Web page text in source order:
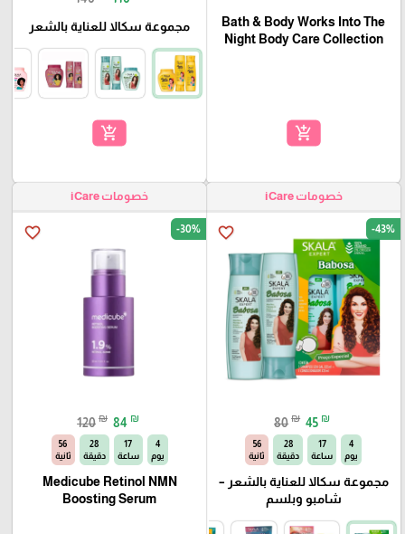
Bath & Body Works Into The
Night Body Care Collection
add_shopping_cart
مجموعة سكالا للعناية بالشعر
add_shopping_cart
خصومات iCare
favorite_border -43%
80 ₪ 45 ₪
4
يوم
17
ساعة
28
دقيقة
55
ثانية
مجموعة سكالا للعناية بالشعر –
شامبو وبلسم
خصومات iCare
favorite_border -30%
120 ₪ 84 ₪
4
يوم
17
ساعة
28
دقيقة
55
ثانية
Medicube Retinol NMN
Boosting Serum